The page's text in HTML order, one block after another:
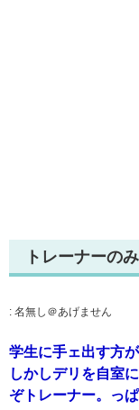
トレーナーの
: 名無し＠あげません
学生に手ェ出す方
しかしデリを自室
ぞトレーナー。っ